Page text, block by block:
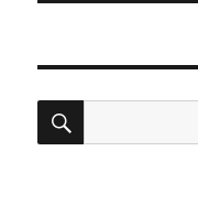
بحث